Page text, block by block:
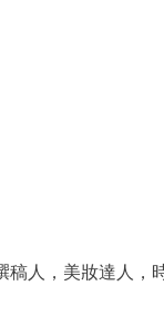
人，美妝達人，